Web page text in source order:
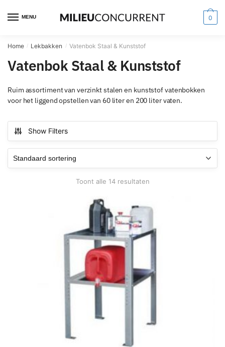
MENU 0
Home / Lekbakken / Vatenbok Staal & Kunststof
Vatenbok Staal & Kunststof
Ruim assortiment van verzinkt stalen en kunststof vatenbokken
voor het liggend opstellen van 60 liter en 200 liter vaten.
Show Filters
Toont alle 14 resultaten